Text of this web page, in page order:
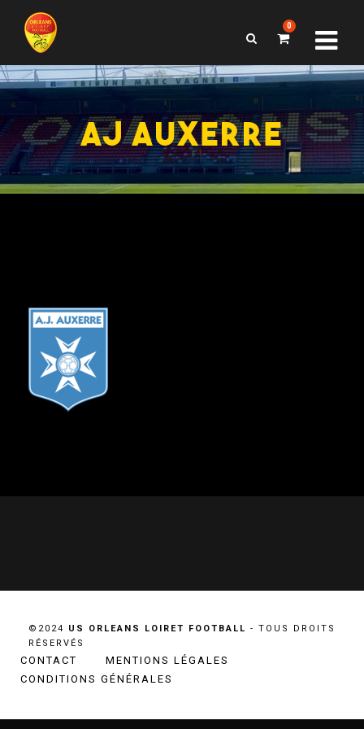
0
AJ AUXERRE
©2024 US ORLEANS LOIRET FOOTBALL - TOUS DROITS
RÉSERVÉS
CONTACT
MENTIONS LÉGALES
CONDITIONS GÉNÉRALES